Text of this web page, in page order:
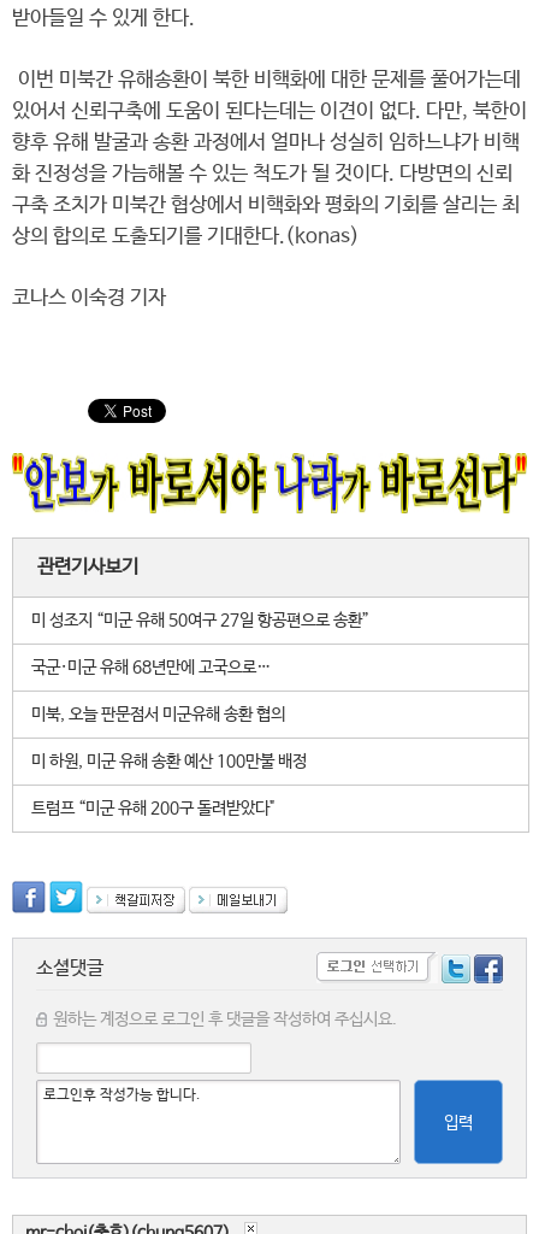
받아들일 수 있게 한다.
이번 미북간 유해송환이 북한 비핵화에 대한 문제를 풀어가는데
있어서 신뢰구축에 도움이 된다는데는 이견이 없다. 다만, 북한이
향후 유해 발굴과 송환 과정에서 얼마나 성실히 임하느냐가 비핵
화 진정성을 가늠해볼 수 있는 척도가 될 것이다. 다방면의 신뢰
구축 조치가 미북간 협상에서 비핵화와 평화의 기회를 살리는 최
상의 합의로 도출되기를 기대한다.(konas)
코나스 이숙경 기자
관련기사보기
미 성조지 “미군 유해 50여구 27일 항공편으로 송환”
국군·미군 유해 68년만에 고국으로…
미북, 오늘 판문점서 미군유해 송환 협의
미 하원, 미군 유해 송환 예산 100만불 배정
트럼프 “미군 유해 200구 돌려받았다"
소셜댓글
원하는 계정으로 로그인 후 댓글을 작성하여 주십시요.
입력